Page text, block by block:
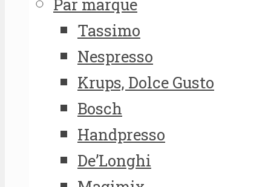
Par marque
Tassimo
Nespresso
Krups, Dolce Gusto
Bosch
Handpresso
De’Longhi